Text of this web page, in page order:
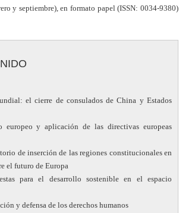
y septiembre), en formato papel (ISSN: 0034-9380)
el cierre de consulados de China y Estados
europeo y aplicación de las directivas europeas
de inserción de las regiones constitucionales en
el futuro de Europa
para el desarrollo sostenible en el espacio
y defensa de los derechos humanos